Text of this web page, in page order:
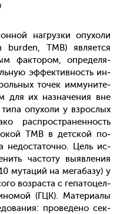
наг­рузки опу­холи
TMB) яв­ля­ет­ся
фак­то­ром, оп­ре­деля­
эф­фектив­ность ин­
то­чек им­му­ните­
для их наз­на­чения вне
опу­холи у взрос­лых
рас­простра­нен­ность
TMB в дет­ской по­
не­дос­та­точ­но. Цель ис­
час­то­ту вы­яв­ле­ния
му­таций на ме­габа­зу) у
воз­раста с ге­пато­цел­
(ГЦК). Ма­тери­алы
про­веде­но сек­